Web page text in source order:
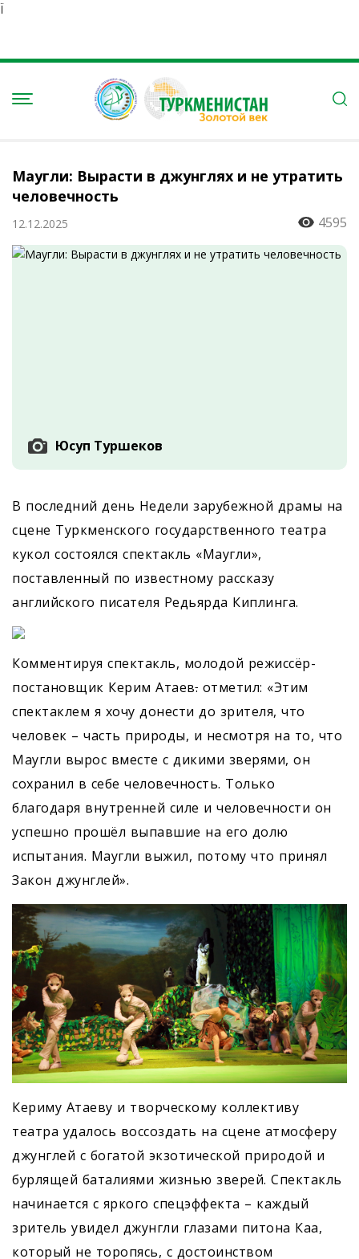
Ï
Маугли: Вырасти в джунглях и не утратить
человечность
12.12.2025 4595
Юсуп Туршеков
В последний день Недели зарубежной драмы на
сцене Туркменского государственного театра
кукол состоялся спектакль «Маугли»,
поставленный по известному рассказу
английского писателя Редьярда Киплинга.
Комментируя спектакль, молодой режиссёр-
постановщик Керим Атаев. отметил: «Этим
спектаклем я хочу донести до зрителя, что
человек – часть природы, и несмотря на то, что
Маугли вырос вместе с дикими зверями, он
сохранил в себе человечность. Только
благодаря внутренней силе и человечности он
успешно прошёл выпавшие на его долю
испытания. Маугли выжил, потому что принял
Закон джунглей».
Кериму Атаеву и творческому коллективу
театра удалось воссоздать на сцене атмосферу
джунглей с богатой экзотической природой и
бурлящей баталиями жизнью зверей. Спектакль
начинается с яркого спецэффекта – каждый
зритель увидел джунгли глазами питона Каа,
который не торопясь, с достоинством